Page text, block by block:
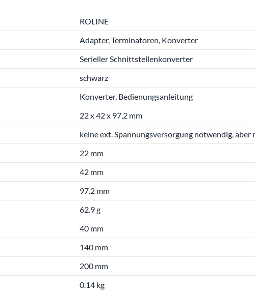
ROLINE
Adapter, Terminatoren, Konverter
Serieller Schnittstellenkonverter
schwarz
Konverter, Bedienungsanleitung
22 x 42 x 97,2 mm
keine ext. Spannungsversorgung notwendig, aber
22 mm
42 mm
97.2 mm
62.9 g
40 mm
140 mm
200 mm
0.14 kg